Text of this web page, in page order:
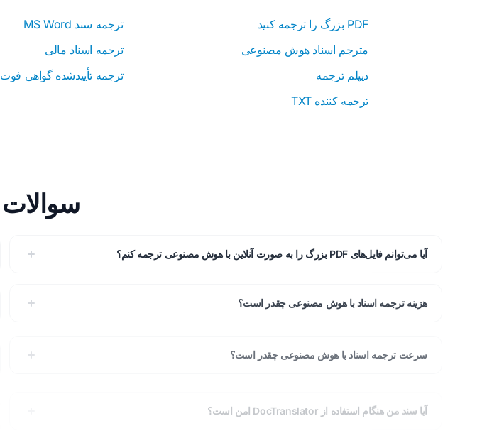
PDF بزرگ را ترجمه کنید ترجمه سند MS Word
مترجم اسناد هوش مصنوعی
ترجمه اسناد مالی
دیپلم ترجمه
ترجمه تأییدشده گواهی فوت
ترجمه کننده TXT
سوالات
آیا می‌توانم فایل‌های PDF بزرگ را به صورت آنلاین با هوش مصنوعی ترجمه کنم؟
هزینه ترجمه اسناد با هوش مصنوعی چقدر است؟